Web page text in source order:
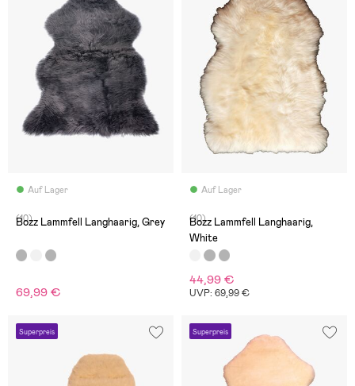
Auf Lager
(10)
Bozz Lammfell Langhaarig, Grey
69,99 €
Auf Lager
(10)
Bozz Lammfell Langhaarig,
White
44,99 €
UVP: 69,99 €
Superpreis Superpreis